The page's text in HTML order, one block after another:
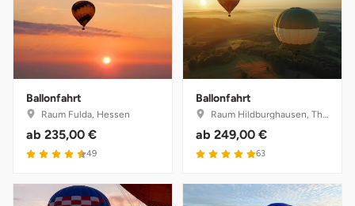
Ballonfahrt
Raum Fulda, Hessen
ab 235,00 €
49
Ballonfahrt
Raum Hildburghausen, Thüringen
ab 249,00 €
63
Kempten
Kerken
Kiel
Koblenz
Kronach